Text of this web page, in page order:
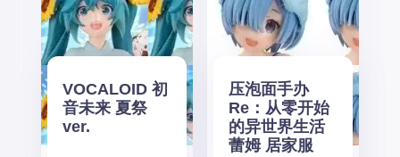
VOCALOID 初
音未来 夏祭
ver.
压泡面手办
Re：从零开始
的异世界生活
蕾姆 居家服